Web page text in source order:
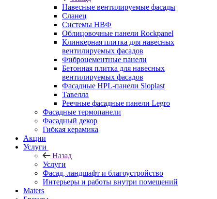
Навесные вентилируемые фасады
Сланец
Системы НВФ
Облицовочные панели Rockpanel
Клинкерная плитка для навесных
вентилируемых фасадов
Фиброцементные панели
Бетонная плитка для навесных
вентилируемых фасадов
Фасадные HPL-панели Sloplast
Тавелла
Реечные фасадные панели Legro
Фасадные термопанели
Фасадный декор
Гибкая керамика
Акции
Услуги
Назад
Услуги
Фасад, ландшафт и благоустройство
Интерьеры и работы внутри помещений
Maters